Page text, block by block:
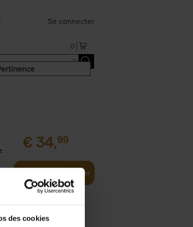
des cookies
Se connecter
0
€ 34,99
Ajouter au panier